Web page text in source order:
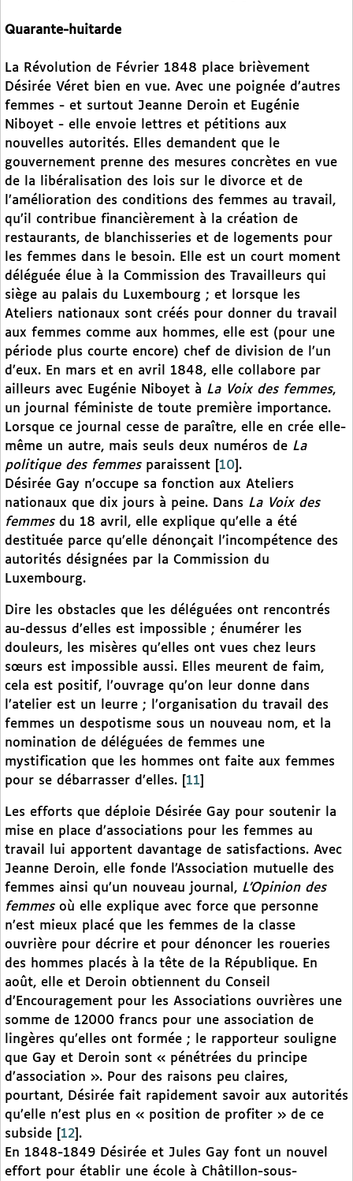
Quarante-huitarde
La Révolution de Février 1848 place brièvement
Désirée Véret bien en vue. Avec une poignée d’autres
femmes - et surtout Jeanne Deroin et Eugénie
Niboyet - elle envoie lettres et pétitions aux
nouvelles autorités. Elles demandent que le
gouvernement prenne des mesures concrètes en vue
de la libéralisation des lois sur le divorce et de
l’amélioration des conditions des femmes au travail,
qu’il contribue financièrement à la création de
restaurants, de blanchisseries et de logements pour
les femmes dans le besoin. Elle est un court moment
déléguée élue à la Commission des Travailleurs qui
siège au palais du Luxembourg ; et lorsque les
Ateliers nationaux sont créés pour donner du travail
aux femmes comme aux hommes, elle est (pour une
période plus courte encore) chef de division de l’un
d’eux. En mars et en avril 1848, elle collabore par
ailleurs avec Eugénie Niboyet à La Voix des femmes,
un journal féministe de toute première importance.
Lorsque ce journal cesse de paraître, elle en crée elle-
même un autre, mais seuls deux numéros de La
politique des femmesparaissent 10 .
Désirée Gay n’occupe sa fonction aux Ateliers
nationaux que dix jours à peine. Dans La Voix des
femmesdu 18 avril, elle explique qu’elle a été
destituée parce qu’elle dénonçait l’incompétence des
autorités désignées par la Commission du
Luxembourg.
Dire les obstacles que les déléguées ont rencontrés
au-dessus d’elles est impossible ; énumérer les
douleurs, les misères qu’elles ont vues chez leurs
sœurs est impossible aussi. Elles meurent de faim,
cela est positif, l’ouvrage qu’on leur donne dans
l’atelier est un leurre ; l’organisation du travail des
femmes un despotisme sous un nouveau nom, et la
nomination de déléguées de femmes une
mystification que les hommes ont faite aux femmes
pour se débarrasser d’elles.
11
Les efforts que déploie Désirée Gay pour soutenir la
mise en place d’associations pour les femmes au
travail lui apportent davantage de satisfactions. Avec
Jeanne Deroin, elle fonde l’Association mutuelle des
femmes ainsi qu’un nouveau journal, L’Opinion des
femmesoù elle explique avec force que personne
n’est mieux placé que les femmes de la classe
ouvrière pour décrire et pour dénoncer les roueries
des hommes placés à la tête de la République. En
août, elle et Deroin obtiennent du Conseil
d’Encouragement pour les Associations ouvrières une
somme de 12000 francs pour une association de
lingères qu’elles ont formée ; le rapporteur souligne
que Gay et Deroin sont « pénétrées du principe
d’association ». Pour des raisons peu claires,
pourtant, Désirée fait rapidement savoir aux autorités
qu’elle n’est plus en « position de profiter » de ce
subside
12 .
En 1848-1849 Désirée et Jules Gay font un nouvel
effort pour établir une école à Châtillon-sous-